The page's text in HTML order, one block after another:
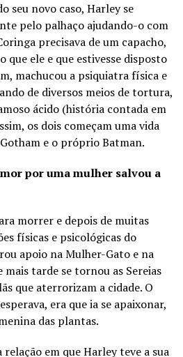
seu novo caso, Harley se
pelo palhaço ajudando-o com
precisava de um capacho,
que ele e que estivesse disposto
machucou a psiquiatra física e
de diversos meios de tortura,
ácido (história contada em
os dois começam uma vida
e o próprio Batman.
por uma mulher salvou a
morrer e depois de muitas
físicas e psicológicas do
apoio na Mulher-Gato e na
tarde se tornou as Sereias
que aterrorizam a cidade. O
era que ia se apaixonar,
das plantas.
em que Harley teve a sua